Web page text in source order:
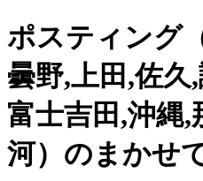
ポスティング
曇野,上田,佐久
富士吉田,沖縄,
河）のまかせ